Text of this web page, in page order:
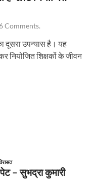
Comments.
दूसरा उपन्यास है। यह
नियोजित शिक्षकों के जीवन